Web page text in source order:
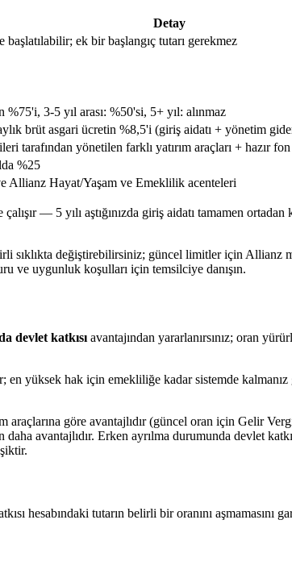
Detay
ek bir başlangıç tutarı gerekmez
3-5 yıl arası: %50'si, 5+ yıl: alınmaz
brüt asgari ücretin %8,5'i (giriş aidatı + yönetim
tarafından yönetilen farklı yatırım araçları + hazır
%25
Allianz Hayat/Yaşam ve Emeklilik acenteleri
çalışır — 5 yılı aştığınızda giriş aidatı tamamen
sıklıkta değiştirebilirsiniz; güncel limitler için Allianz
ve uygunluk koşulları için temsilciye danışın.
devlet katkısı avantajından yararlanırsınız; oran
en yüksek hak için emekliliğe kadar sistemde
araçlarına göre avantajlıdır (güncel oran için Gelir
avantajlıdır. Erken ayrılma durumunda devlet
hesabındaki tutarın belirli bir oranını aşmamasını